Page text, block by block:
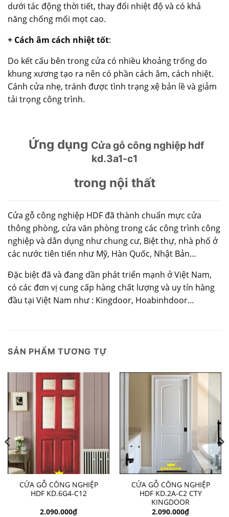
dưới tác động thời tiết, thay đổi nhiệt độ và có khả
năng chống mối mọt cao.
+ Cách âm cách nhiệt tốt:
Do kết cấu bên trong cửa có nhiều khoảng trống do
khung xương tạo ra nên có phần cách âm, cách nhiệt.
Cánh cửa nhẹ, tránh được tình trạng xệ bản lề và giảm
tải trọng công trình.
Ứng dụng Cửa gỗ công nghiệp hdf
kd.3a1-c1
trong nội thất
Cửa gỗ công nghiệp HDF đã thành chuẩn mực cửa
thông phòng, cửa văn phòng trong các công trình công
nghiệp và dân dụng như chung cư, Biệt thự, nhà phố ở
các nước tiên tiến như Mỹ, Hàn Quốc, Nhật Bản…
Đặc biệt đã và đang dần phát triển mạnh ở Việt Nam,
có các đơn vị cung cấp hàng chất lượng và uy tín hàng
đầu tại Việt Nam như : Kingdoor, Hoabinhdoor…
SẢN PHẨM TƯƠNG TỰ
CỬA GỖ CÔNG NGHIỆP
HDF KD.6G4-C12
2.090.000₫
CỬA GỖ CÔNG NGHIỆP
HDF KD.2A-C2 CTY
KINGDOOR
2.090.000₫